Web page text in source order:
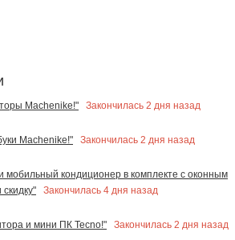
Machenike!" Закончилась 2 дня назад
Machenike!"
Закончилась 2 дня назад
мобильный кондиционер в комплекте с оконным
Закончилась 4 дня назад
и мини ПК Tecno!"
Закончилась 2 дня назад